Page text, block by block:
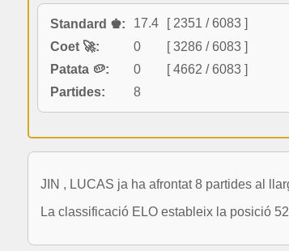
Standard ♚: 17.4
[ 2351 / 6083 ]
Coet 🚀:
0
[ 3286 / 6083 ]
Patata 🥔:
0
[ 4662 / 6083 ]
Partides:
8
JIN , LUCAS ja ha afrontat 8 partides al
La classificació ELO estableix la posició